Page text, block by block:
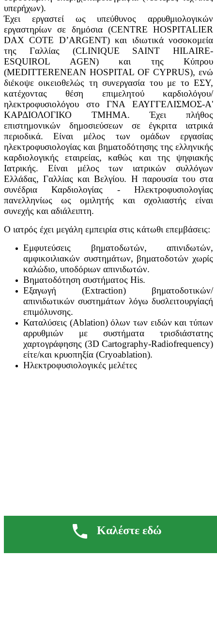
υπερήχων).
Έχει εργαστεί ως υπεύθυνος αρρυθμιολογικών
εργαστηρίων σε δημόσια (CENTRE HOSPITALIER
DAX COTE D’ARGENT) και ιδιωτικά νοσοκομεία
της Γαλλίας (CLINIQUE SAINT HILAIRE-
ESQUIROL AGEN) και της Κύπρου
(MEDITTERENEAN HOSPITAL OF CYPRUS), ενώ
διέκοψε οικειοθελώς τη συνεργασία του με το ΕΣΥ,
κατέχοντας θέση επιμελητού καρδιολόγου/
ηλεκτροφυσιολόγου στο ΓΝΑ ΕΑΥΓΓΕΛΙΣΜΟΣ-Α'
ΚΑΡΔΙΟΛΟΓΙΚΟ ΤΜΗΜΑ. Έχει πλήθος
επιστημονικών δημοσιεύσεων σε έγκριτα ιατρικά
περιοδικά. Είναι μέλος των ομάδων εργασίας
ηλεκτροφυσιολογίας και βηματοδότησης της ελληνικής
καρδιολογικής εταιρείας, καθώς και της ψηφιακής
Ιατρικής. Είναι μέλος των ιατρικών συλλόγων
Ελλάδας, Γαλλίας και Βελγίου. Η παρουσία του στα
συνέδρια Καρδιολογίας - Ηλεκτροφυσιολογίας
πανελληνίως ως ομιλητής και σχολιαστής είναι
συνεχής και αδιάλειπτη.
Ο ιατρός έχει μεγάλη εμπειρία στις κάτωθι επεμβάσεις:
Εμφυτεύσεις βηματοδωτών, απινιδωτών,
αμφικοιλιακών συστημάτων, βηματοδοτών χωρίς
καλώδιο, υποδόριων απινιδωτών.
Βηματοδότηση συστήματος His.
Εξαγωγή (Extraction) βηματοδοτικών/
απινιδωτικών συστημάτων λόγω δυσλειτουργίαςή
επιμόλυνσης.
Καταλύσεις (Ablation) όλων των ειδών και τύπων
αρρυθμιών με συστήματα τρισδιάστατης
χαρτογράφησης (3D Cartography-Radiofrequency)
είτε/και κρυοπηξία (Cryoablation).
Ηλεκτροφυσιολογικές μελέτες
Επικοινωνία
ΕΠΙΚΟΙΝΩΝΙΑ
Καλέστε εδώ